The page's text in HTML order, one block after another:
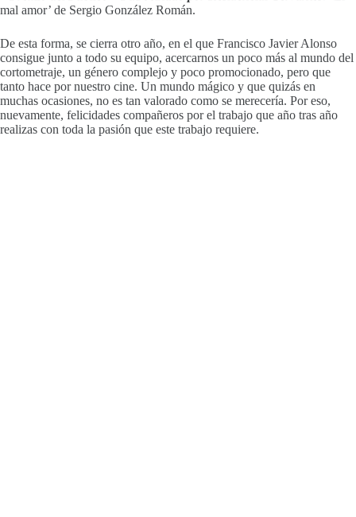
mal amor’ de Sergio González Román.
De esta forma, se cierra otro año, en el que Francisco Javier Alonso
consigue junto a todo su equipo, acercarnos un poco más al mundo del
cortometraje, un género complejo y poco promocionado, pero que
tanto hace por nuestro cine. Un mundo mágico y que quizás en
muchas ocasiones, no es tan valorado como se merecería. Por eso,
nuevamente, felicidades compañeros por el trabajo que año tras año
realizas con toda la pasión que este trabajo requiere.